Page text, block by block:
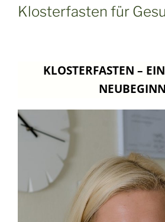
AM
Klosterfasten für
KLOSTERFASTEN –
NEUBEGINN